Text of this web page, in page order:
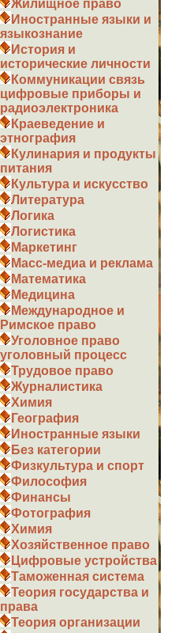
Жилищное право
Иностранные языки и
языкознание
История и
исторические личности
Коммуникации связь
цифровые приборы и
радиоэлектроника
Краеведение и
этнография
Кулинария и продукты
питания
Культура и искусство
Литература
Логика
Логистика
Маркетинг
Масс-медиа и реклама
Математика
Медицина
Международное и
Римское право
Уголовное право
уголовный процесс
Трудовое право
Журналистика
Химия
География
Иностранные языки
Без категории
Физкультура и спорт
Философия
Финансы
Фотография
Химия
Хозяйственное право
Цифровые устройства
Таможенная система
Теория государства и
права
Теория организации